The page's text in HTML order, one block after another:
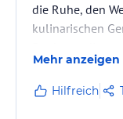
die Ruhe, den
kulinarischen
Mehr anzeigen
Hilfreich